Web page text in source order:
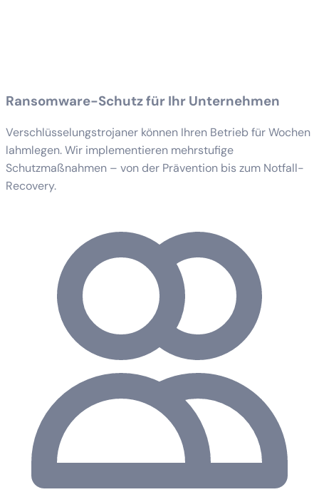
Ransomware-Schutz für Ihr Unternehmen
Verschlüsselungstrojaner können Ihren Betrieb für Wochen
lahmlegen. Wir implementieren mehrstufige
Schutzmaßnahmen – von der Prävention bis zum Notfall-
Recovery.